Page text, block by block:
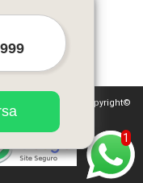
direitos autorais. Copyright©
1